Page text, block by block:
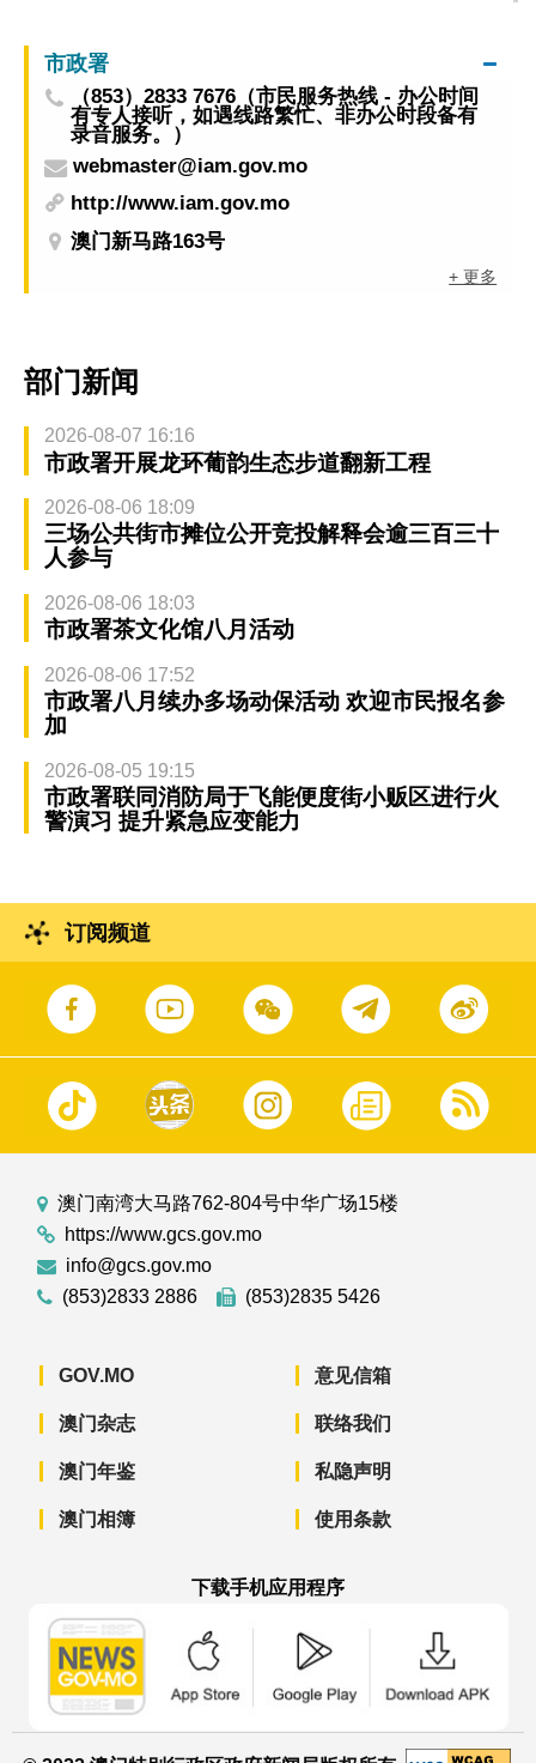
市政署
（853）2833 7676（市民服务热线 - 办公时间
有专人接听，如遇线路繁忙、非办公时段备有
录音服务。）
webmaster@iam.gov.mo
http://www.iam.gov.mo
澳门新马路163号
+ 更多
部门新闻
2026-08-07 16:16
市政署开展龙环葡韵生态步道翻新工程
2026-08-06 18:09
三场公共街市摊位公开竞投解释会逾三百三十
人参与
2026-08-06 18:03
市政署茶文化馆八月活动
2026-08-06 17:52
市政署八月续办多场动保活动 欢迎市民报名参
加
2026-08-05 19:15
市政署联同消防局于飞能便度街小贩区进行火
警演习 提升紧急应变能力
订阅频道
澳门南湾大马路762-804号中华广场15楼
https://www.gcs.gov.mo
info@gcs.gov.mo
(853)2833 2886
(853)2835 5426
GOV.MO
澳门杂志
澳门年鉴
澳门相簿
意见信箱
联络我们
私隐声明
使用条款
下载手机应用程序